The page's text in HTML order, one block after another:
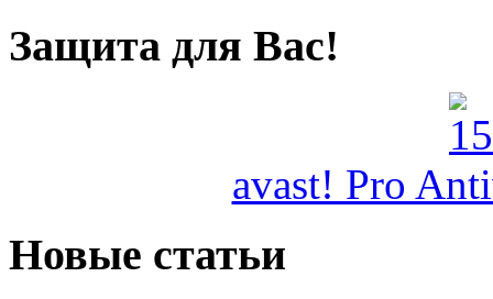
Защита для Вас!
avast! Pro
Новые статьи